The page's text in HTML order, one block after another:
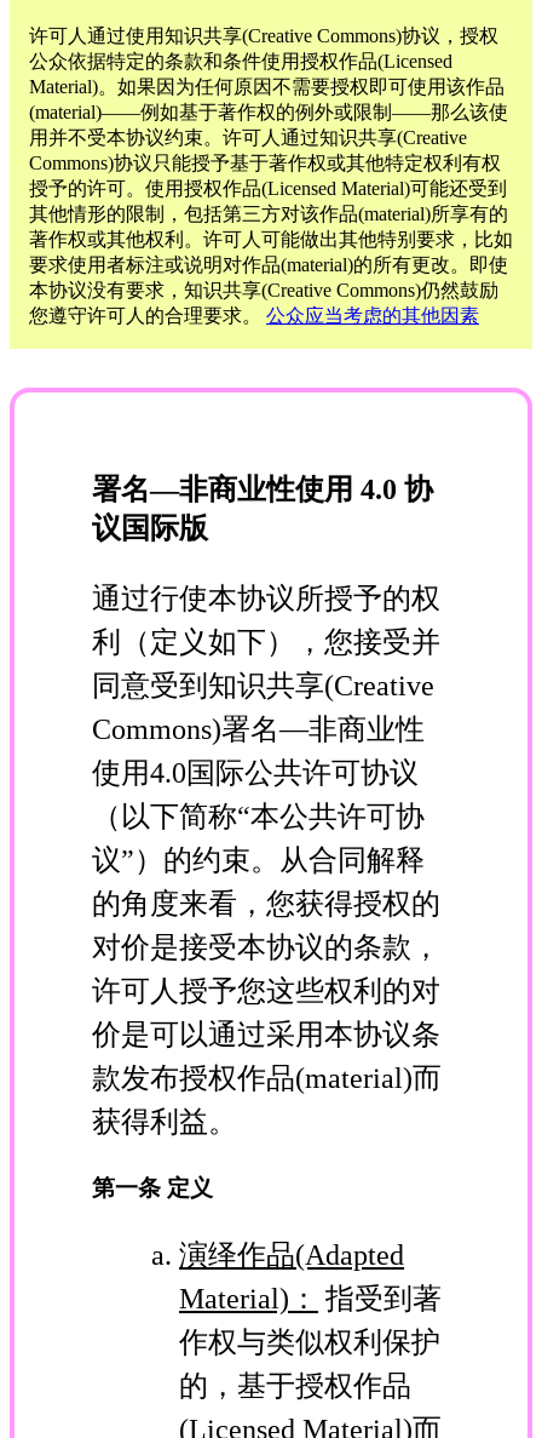
许可人通过使用知识共享(Creative Commons)协议，授权
公众依据特定的条款和条件使用授权作品(Licensed
Material)。如果因为任何原因不需要授权即可使用该作品
(material)——例如基于著作权的例外或限制——那么该使
用并不受本协议约束。许可人通过知识共享(Creative
Commons)协议只能授予基于著作权或其他特定权利有权
授予的许可。使用授权作品(Licensed Material)可能还受到
其他情形的限制，包括第三方对该作品(material)所享有的
著作权或其他权利。许可人可能做出其他特别要求，比如
要求使用者标注或说明对作品(material)的所有更改。即使
本协议没有要求，知识共享(Creative Commons)仍然鼓励
您遵守许可人的合理要求。 公众应当考虑的其他因素
署名—非商业性使用 4.0 协
议国际版
通过行使本协议所授予的权
利（定义如下），您接受并
同意受到知识共享(Creative
Commons)署名—非商业性
使用4.0国际公共许可协议
（以下简称“本公共许可协
议”）的约束。从合同解释
的角度来看，您获得授权的
对价是接受本协议的条款，
许可人授予您这些权利的对
价是可以通过采用本协议条
款发布授权作品(material)而
获得利益。
第一条 定义
演绎作品(Adapted
Material)：
指受到著
作权与类似权利保护
的，基于授权作品
(Licensed Material)而